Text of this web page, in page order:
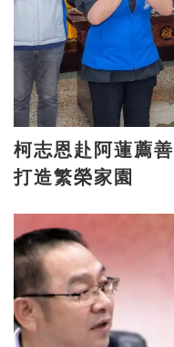
柯志恩赴阿蓮薦善堂祝壽 盼
打造繁榮家園